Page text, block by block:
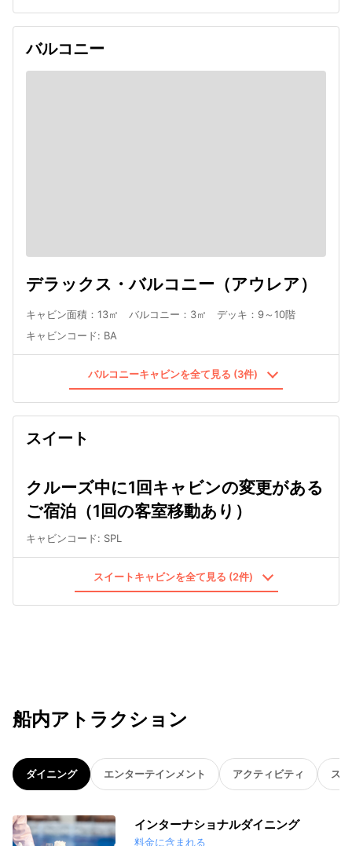
バルコニー
デラックス・バルコニー（アウレア）
キャビン面積：13㎡ バルコニー：3㎡ デッキ：9～10階
キャビンコード: BA
バルコニーキャビンを全て見る (3件)
スイート
クルーズ中に1回キャビンの変更がある
ご宿泊（1回の客室移動あり）
キャビンコード: SPL
スイートキャビンを全て見る (2件)
船内アトラクション
ダイニング エンターテインメント アクティビティ ス
インターナショナルダイニング
料金に含まれる